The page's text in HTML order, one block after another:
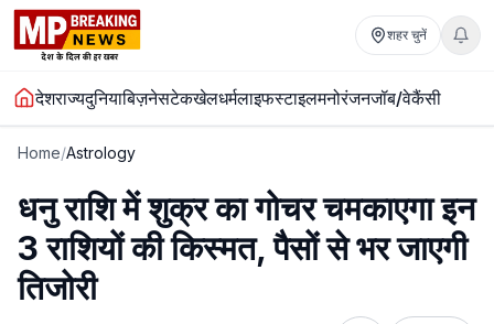
शहर चुनें
देशराज्यदुनियाबिज़नेसटेकखेलधर्मलाइफस्टाइलमनोरंजनजॉब/वेकैंसी
Home/Astrology
धनु राशि में शुक्र का गोचर चमकाएगा इन
3 राशियों की किस्मत, पैसों से भर जाएगी
तिजोरी